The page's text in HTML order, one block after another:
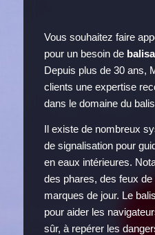
Vous souhaitez faire
pour un besoin de
Depuis plus de 30 ans,
clients une expertise
dans le domaine du
Il existe de nombreux
de signalisation pour
en eaux intérieures.
des phares, des feux
marques de jour. Le
pour aider les
sûr, à repérer les